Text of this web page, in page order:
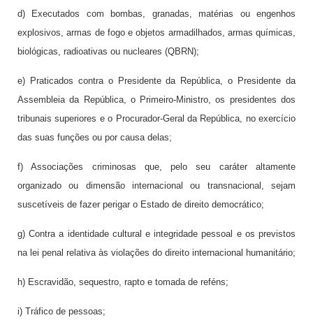
d) Executados com bombas, granadas, matérias ou engenhos
explosivos, armas de fogo e objetos armadilhados, armas químicas,
biológicas, radioativas ou nucleares (QBRN);
e) Praticados contra o Presidente da República, o Presidente da
Assembleia da República, o Primeiro-Ministro, os presidentes dos
tribunais superiores e o Procurador-Geral da República, no exercício
das suas funções ou por causa delas;
f) Associações criminosas que, pelo seu caráter altamente
organizado ou dimensão internacional ou transnacional, sejam
suscetíveis de fazer perigar o Estado de direito democrático;
g) Contra a identidade cultural e integridade pessoal e os previstos
na lei penal relativa às violações do direito internacional humanitário;
h) Escravidão, sequestro, rapto e tomada de reféns;
i) Tráfico de pessoas;